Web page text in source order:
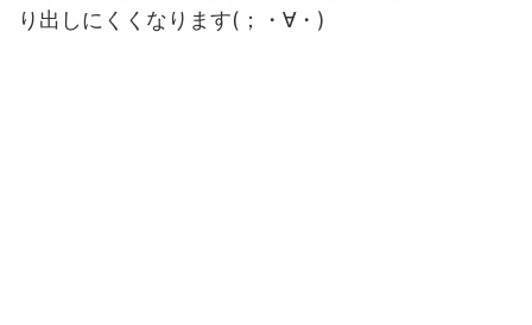
り出しにくくなります(；・∀・)